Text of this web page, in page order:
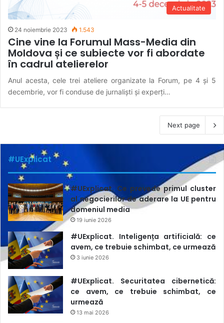
Actualitate
24 noiembrie 2023 1.543
Cine vine la Forumul Mass-Media din
Moldova și ce subiecte vor fi abordate
în cadrul atelierelor
Anul acesta, cele trei ateliere organizate la Forum, pe 4 și 5
decembrie, vor fi conduse de jurnaliști și experți…
Next page
#UExplicat
#UExplicat. Ce prevede primul cluster
al negocierilor de aderare la UE pentru
domeniul media
19 iunie 2026
#UExplicat. Inteligența artificială: ce
avem, ce trebuie schimbat, ce urmează
3 iunie 2026
#UExplicat. Securitatea cibernetică:
ce avem, ce trebuie schimbat, ce
urmează
13 mai 2026